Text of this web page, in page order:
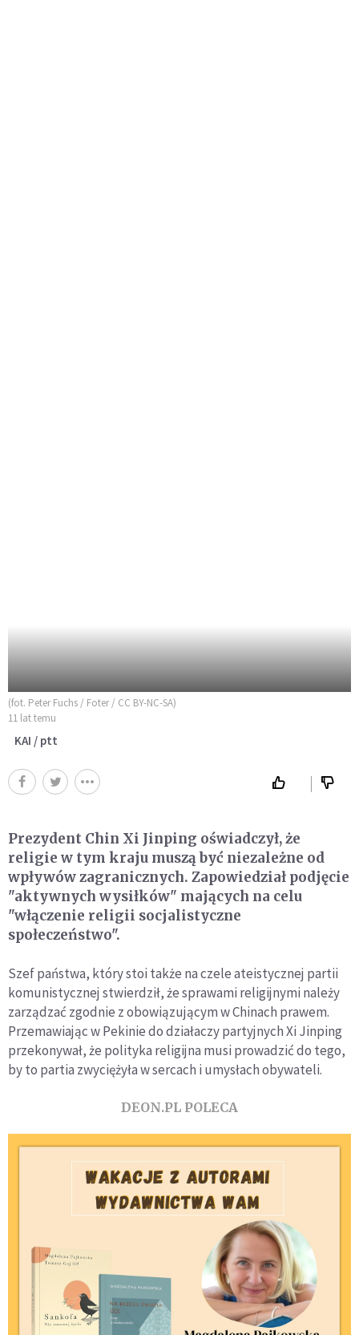
(fot. Peter Fuchs / Foter / CC BY-NC-SA)
11 lat temu
KAI / ptt
Prezydent Chin Xi Jinping oświadczył, że
religie w tym kraju muszą być niezależne od
wpływów zagranicznych. Zapowiedział podjęcie
"aktywnych wysiłków" mających na celu
"włączenie religii socjalistyczne
społeczeństwo".
Szef państwa, który stoi także na czele ateistycznej partii
komunistycznej stwierdził, że sprawami religijnymi należy
zarządzać zgodnie z obowiązującym w Chinach prawem.
Przemawiając w Pekinie do działaczy partyjnych Xi Jinping
przekonywał, że polityka religijna musi prowadzić do tego,
by to partia zwyciężyła w sercach i umysłach obywateli.
DEON.PL POLECA